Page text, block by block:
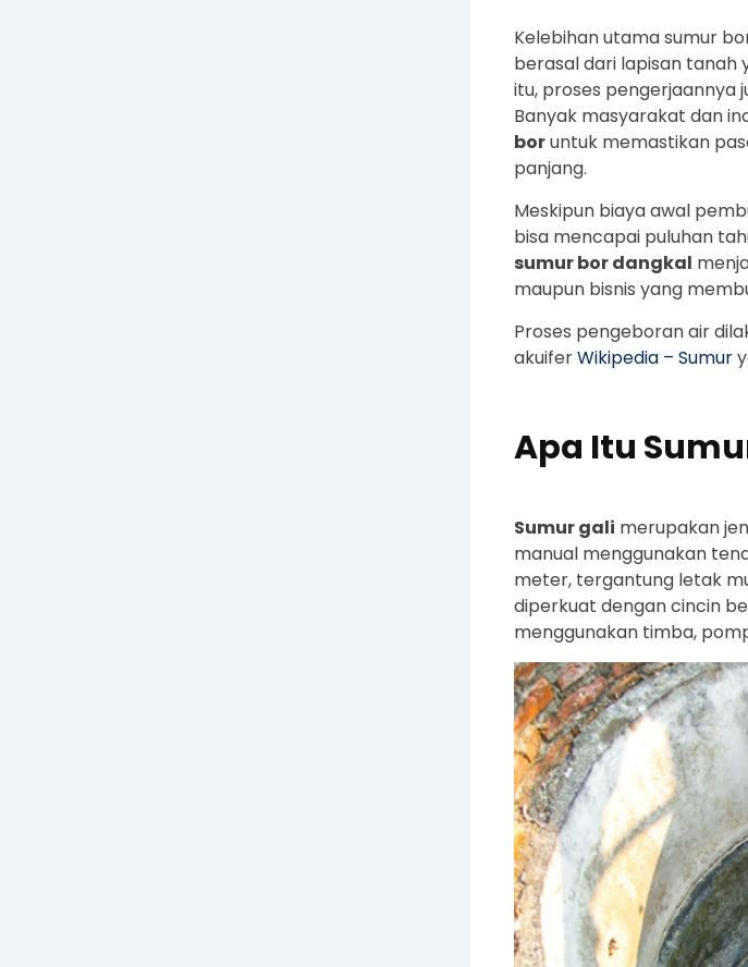
Kelebihan utama sumur
berasal dari lapisan tanah
itu, proses pengerjaannya
Banyak masyarakat dan
boruntuk memastikan
panjang.
Meskipun biaya awal
bisa mencapai puluhan
sumur bor dangkal
maupun bisnis yang
Proses pengeboran air
akuiferWikipedia – Sumur
Apa Itu
Sumur gali merupakan
manual menggunakan
meter, tergantung letak
diperkuat dengan cincin
menggunakan timba,